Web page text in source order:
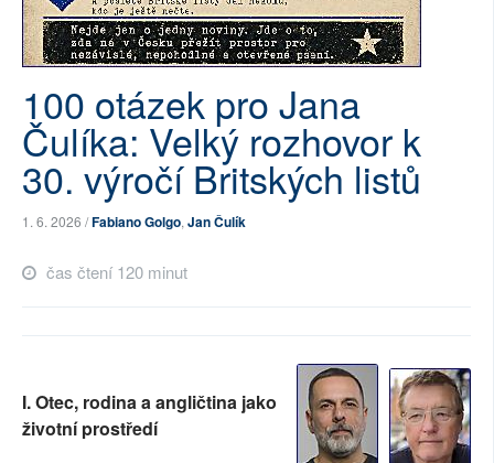
PLNÁ VERZE STRÁNEK
100 otázek pro Jana
Čulíka: Velký rozhovor k
30. výročí Britských listů
1. 6. 2026 /Fabiano Golgo, Jan Čulík
čas čtení 120 minut
I. Otec, rodina a angličtina jako
životní prostředí